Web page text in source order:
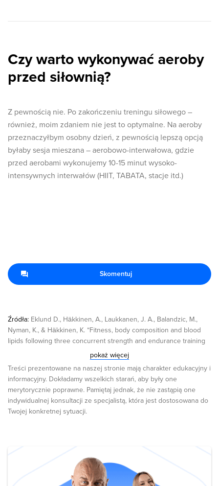
Czy warto wykonywać aeroby
przed siłownią?
Z pewnością nie. Po zakończeniu treningu siłowego –
również, moim zdaniem nie jest to optymalne. Na aeroby
przeznaczyłbym osobny dzień, z pewnością lepszą opcją
byłaby sesja mieszana – aerobowo-interwałowa, gdzie
przed aerobami wykonujemy 10-15 minut wysoko-
intensywnych interwałów (HIIT, TABATA, stacje itd.)
Źródła: Eklund D., Häkkinen, A., Laukkanen, J. A., Balandzic, M.,
Nyman, K., & Häkkinen, K. “Fitness, body composition and blood
lipids following three concurrent strength and endurance training
https://jyx.jyu.fi/dspace/bitstream/handle/123456789/50748/
sequence=1 Caroline V. Robertson,1,* Maarten A. Immink,2 and
Frank E. Marino1 “Exogenous Cortisol Administration; Effects on
Risk Taking Behavior, Exercise Performance, and Physiological and
Neurophysiological Responses”
https://www.ncbi.nlm.nih.gov/pmc/articles/PMC5186798/ Markus
Participating in a Marathon or Half-Marathon”
https://www.ncbi.nlm.nih.gov/pmc/articles/PMC5005625/ Hill EE1,
Zack E, Battaglini C, Viru M, Viru A, Hackney AC. “Exercise and
pokaż więcej
Treści prezentowane na naszej stronie mają charakter edukacyjny i
informacyjny. Dokładamy wszelkich starań, aby były one
merytorycznie poprawne. Pamiętaj jednak, że nie zastąpią one
indywidualnej konsultacji ze specjalistą, która jest dostosowana do
Twojej konkretnej sytuacji.
Skomentuj